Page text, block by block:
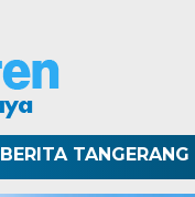
BERITA TANGERANG